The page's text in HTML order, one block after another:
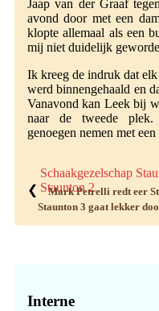
Jaap van der Graaf
avond door met een
klopte allemaal als een
mij niet duidelijk
Ik kreeg de indruk dat
werd binnengehaald en
Vanavond kan Leek bij
naar de tweede
genoegen nemen met
Schaakgezelschap
Staunton 2
❮
Mark Petrelli redt eer
Staunton 3 gaat lekker
Sidebar
Interne